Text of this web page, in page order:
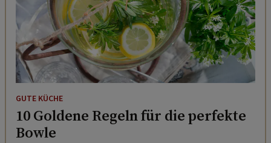
GUTE KÜCHE
10 Goldene Regeln für die perfekte
Bowle